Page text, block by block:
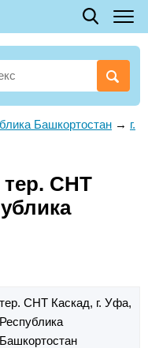
Башкортостан → г.
СНТ
тер. СНТ Каскад, г. Уфа,
Республика
Башкортостан